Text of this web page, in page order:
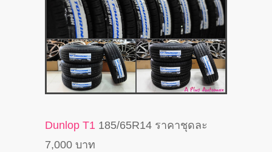
Dunlop T1 185/65R14 ราคาชุดละ
7,000 บาท